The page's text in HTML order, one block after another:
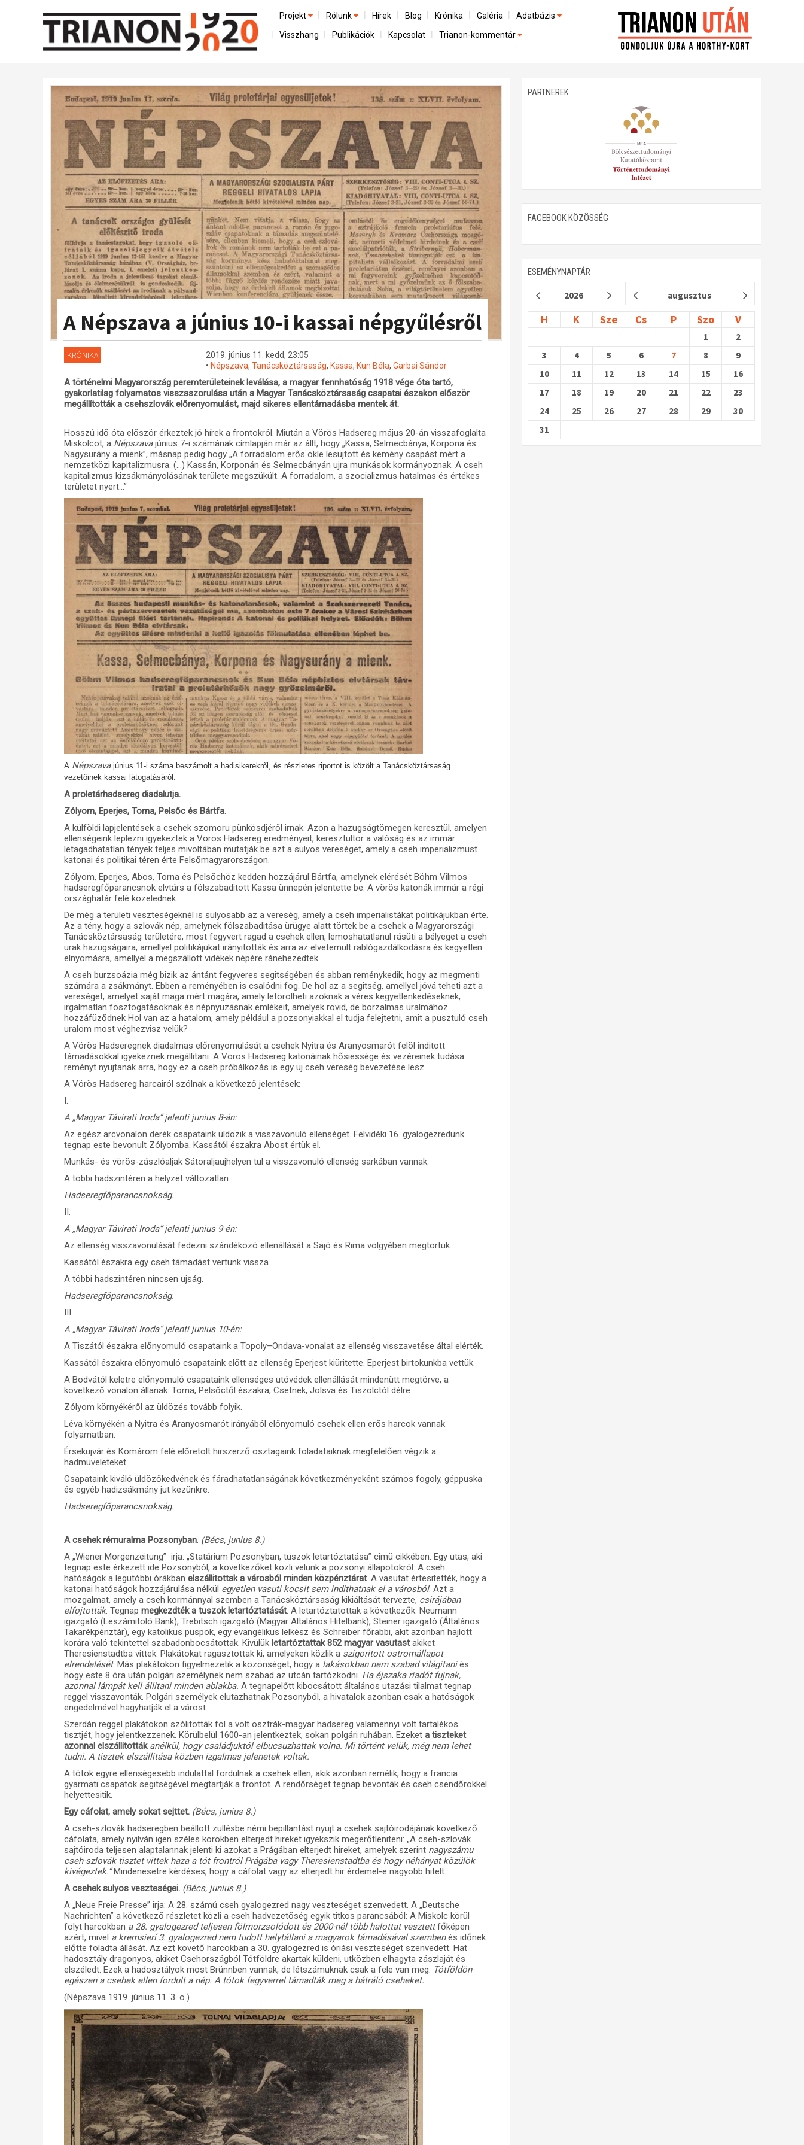
Projekt
Előzmények
Az összeomlás és a magyar társadalom
A békerendszer megszilárdulása
Utókor és emlékezet
Rólunk
A kutatócsoport működéséről
Hírek Blog Krónika Galéria Adatbázis
Emlékművek (feltöltés alatt)
Visszhang Publikációk Kapcsolat Trianon-kommentár
Műhelymunkák
A Népszava a június 10-i kassai népgyűlésről
KRÓNIKA
2019. június 11. kedd, 23:05
• Népszava, Tanácsköztársaság, Kassa, Kun Béla, Garbai Sándor
A történelmi Magyarország peremterületeinek leválása, a magyar fennhatóság 1918 vége óta tartó,
gyakorlatilag folyamatos visszaszorulása után a Magyar Tanácsköztársaság csapatai északon először
megállították a csehszlovák előrenyomulást, majd sikeres ellentámadásba mentek át.
Hosszú idő óta először érkeztek jó hírek a frontokról. Miután a Vörös Hadsereg május 20-án visszafoglalta
Miskolcot, a Népszavajúnius 7-i számának címlapján már az állt, hogy „Kassa, Selmecbánya, Korpona és
Nagysurány a mienk”, másnap pedig hogy „A forradalom erős ökle lesujtott és kemény csapást mért a
nemzetközi kapitalizmusra. (…) Kassán, Korponán és Selmecbányán ujra munkások kormányoznak. A cseh
kapitalizmus kizsákmányolásának területe megszükült. A forradalom, a szocializmus hatalmas és értékes
területet nyert…”
A Népszava június 11-i száma beszámolt a hadisikerekről, és részletes riportot is közölt a Tanácsköztársaság
vezetőinek kassai látogatásáról:
A proletárhadsereg diadalutja.
Zólyom, Eperjes, Torna, Pelsőc és Bártfa.
A külföldi lapjelentések a csehek szomoru pünkösdjéről irnak. Azon a hazugságtömegen keresztül, amelyen
ellenségeink leplezni igyekeztek a Vörös Hadsereg eredményeit, keresztültör a valóság és az immár
letagadhatatlan tények teljes mivoltában mutatják be azt a sulyos vereséget, amely a cseh imperializmust
katonai és politikai téren érte Felsőmagyarországon.
Zólyom, Eperjes, Abos, Torna és Pelsőchöz kedden hozzájárul Bártfa, amelynek elérését Böhm Vilmos
hadseregfőparancsnok elvtárs a fölszabaditott Kassa ünnepén jelentette be. A vörös katonák immár a régi
országhatár felé közelednek.
De még a területi veszteségeknél is sulyosabb az a vereség, amely a cseh imperialistákat politikájukban érte.
Az a tény, hogy a szlovák nép, amelynek fölszabaditása ürügye alatt törtek be a csehek a Magyarországi
Tanácsköztársaság területére, most fegyvert ragad a csehek ellen, lemoshatatlanul rásüti a bélyeget a cseh
urak hazugságaira, amellyel politikájukat irányitották és arra az elvetemült rablógazdálkodásra és kegyetlen
elnyomásra, amellyel a megszállott vidékek népére ránehezedtek.
A cseh burzsoázia még bizik az ántánt fegyveres segitségében és abban reménykedik, hogy az megmenti
számára a zsákmányt. Ebben a reményében is csalódni fog. De hol az a segitség, amellyel jóvá teheti azt a
vereséget, amelyet saját maga mért magára, amely letörölheti azoknak a véres kegyetlenkedéseknek,
irgalmatlan fosztogatásoknak és népnyuzásnak emlékeit, amelyek rövid, de borzalmas uralmához
hozzáfüződnek Hol van az a hatalom, amely például a pozsonyiakkal el tudja felejtetni, amit a pusztuló cseh
uralom most véghezvisz velük?
A Vörös Hadseregnek diadalmas előrenyomulását a csehek Nyitra és Aranyosmarót felöl inditott
támadásokkal igyekeznek megállitani. A Vörös Hadsereg katonáinak hősiessége és vezéreinek tudása
reményt nyujtanak arra, hogy ez a cseh próbálkozás is egy uj cseh vereség bevezetése lesz.
A Vörös Hadsereg harcairól szólnak a következő jelentések:
I.
A „Magyar Távirati Iroda” jelenti junius 8-án:
Az egész arcvonalon derék csapataink üldözik a visszavonuló ellenséget. Felvidéki 16. gyalogezredünk
tegnap este bevonult Zólyomba. Kassától északra Abost értük el.
Munkás- és vörös-zászlóaljak Sátoraljaujhelyen tul a visszavonuló ellenség sarkában vannak.
A többi hadszintéren a helyzet változatlan.
Hadseregfőparancsnokság.
II.
A „Magyar Távirati Iroda” jelenti junius 9-én:
Az ellenség visszavonulását fedezni szándékozó ellenállását a Sajó és Rima völgyében megtörtük.
Kassától északra egy cseh támadást vertünk vissza.
A többi hadszintéren nincsen ujság.
Hadseregfőparancsnokság.
III.
A „Magyar Távirati Iroda” jelenti junius 10-én:
A Tiszától északra előnyomuló csapataink a Topoly–Ondava-vonalat az ellenség visszavetése által elérték.
Kassától északra előnyomuló csapataink előtt az ellenség Eperjest kiüritette. Eperjest birtokunkba vettük.
A Bodvától keletre előnyomuló csapataink ellenséges utóvédek ellenállását mindenütt megtörve, a
következő vonalon állanak: Torna, Pelsőctől északra, Csetnek, Jolsva és Tiszolctól délre.
Zólyom környékéről az üldözés tovább folyik.
Léva környékén a Nyitra és Aranyosmarót irányából előnyomuló csehek ellen erős harcok vannak
folyamatban.
Érsekujvár és Komárom felé előretolt hirszerző osztagaink föladataiknak megfelelően végzik a
hadmüveleteket.
Csapataink kiváló üldözőkedvének és fáradhatatlanságának következményeként számos fogoly, géppuska
és egyéb hadizsákmány jut kezünkre.
Hadseregfőparancsnokság.
A csehek rémuralma Pozsonyban. (Bécs, junius 8.)
A „Wiener Morgenzeitung” irja: „Statárium Pozsonyban, tuszok letartóztatása” cimü cikkében: Egy utas, aki
tegnap este érkezett ide Pozsonyból, a következőket közli velünk a pozsonyi állapotokról: A cseh
hatóságok a legutóbbi órákban elszállitottak a városból minden közpénztárat. A vasutat értesitették, hogy a
katonai hatóságok hozzájárulása nélkül egyetlen vasuti kocsit sem indithatnak el a városból. Azt a
mozgalmat, amely a cseh kormánnyal szemben a Tanácsköztársaság kikiáltását tervezte, csirájában
elfojtották. Tegnap megkezdték a tuszok letartóztatását. A letartóztatottak a következők: Neumann
igazgató (Leszámitoló Bank), Trebitsch igazgató (Magyar Altalános Hitelbank), Steiner igazgató (Általános
Takarékpénztár), egy katolikus püspök, egy evangélikus lelkész és Schreiber főrabbi, akit azonban hajlott
korára való tekintettel szabadonbocsátottak. Kivülük letartóztattak 852 magyar vasutastakiket
Theresienstadtba vittek. Plakátokat ragasztottak ki, amelyeken közlik a szigoritott ostromállapot
elrendelését. Más plakátokon figyelmezetik a közönséget, hogy a lakásokban nem szabad világitaniés
hogy este 8 óra után polgári személynek nem szabad az utcán tartózkodni. Ha éjszaka riadót fujnak,
azonnal lámpát kell állitani minden ablakba. A tegnapelőtt kibocsátott általános utazási tilalmat tegnap
reggel visszavonták. Polgári személyek elutazhatnak Pozsonyból, a hivatalok azonban csak a hatóságok
engedelmével hagyhatják el a várost.
Szerdán reggel plakátokon szólitották föl a volt osztrák-magyar hadsereg valamennyi volt tartalékos
tisztjét, hogy jelentkezzenek. Körülbelül 1600-an jelentkeztek, sokan polgári ruhában. Ezeket a tiszteket
azonnal elszállitották anélkül, hogy családjuktól elbucsuzhattak volna. Mi történt velük, még nem lehet
tudni. A tisztek elszállitása közben izgalmas jelenetek voltak.
A tótok egyre ellenségesebb indulattal fordulnak a csehek ellen, akik azonban remélik, hogy a francia
gyarmati csapatok segitségével megtartják a frontot. A rendőrséget tegnap bevonták és cseh csendőrökkel
helyettesitik.
Egy cáfolat, amely sokat sejttet. (Bécs, junius 8.)
A cseh-szlovák hadseregben beállott züllésbe némi bepillantást nyujt a csehek sajtóirodájának következő
cáfolata, amely nyilván igen széles körökben elterjedt hireket igyekszik megerőtleniteni: „A cseh-szlovák
sajtóiroda teljesen alaptalannak jelenti ki azokat a Prágában elterjedt hireket, amelyek szerint nagyszámu
cseh-szlovák tisztet vittek haza a tót frontról Prágába vagy Theresienstadtba és hogy néhányat közülök
kivégeztek.”Mindenesetre kérdéses, hogy a cáfolat vagy az elterjedt hir érdemel-e nagyobb hitelt.
A csehek sulyos veszteségei. (Bécs, junius 8.)
A „Neue Freie Presse” irja: A 28. számú cseh gyalogezred nagy veszteséget szenvedett. A „Deutsche
Nachrichten” a következő részletet közli a cseh hadvezetőség egyik titkos parancsából: A Miskolc körül
folyt harcokban a 28. gyalogezred teljesen fölmorzsolódott és 2000-nél több halottat vesztettfőképen
azért, mivel a kremsierí 3. gyalogezred nem tudott helytállani a magyarok támadásával szembenés időnek
előtte föladta állását. Az ezt követő harcokban a 30. gyalogezred is óriási veszteséget szenvedett. Hat
hadosztály dragonyos, akiket Csehországból Tótföldre akartak küldeni, utközben elhagyta zászlaját és
elszéledt. Ezek a hadosztályok most Brünnben vannak, de létszámuknak csak a fele van meg. Tótföldön
egészen a csehek ellen fordult a nép. A tótok fegyverrel támadták meg a hátráló cseheket.
(Népszava 1919. június 11. 3. o.)
PARTNEREK
FACEBOOK KÖZÖSSÉG
ESEMÉNYNAPTÁR
2026 augusztus
H K Sze Cs P Szo V
1
2
3
4 5 6 7 8
9
10
11 12 13 14 15
16
17
18 19 20 21 22
23
24
25 26 27 28 29
30
31